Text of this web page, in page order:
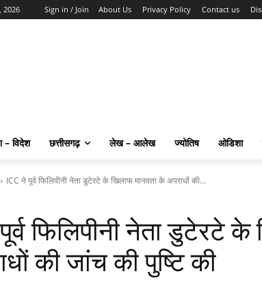
2026 Sign in / Join About Us Privacy Policy Contact us
– विदेश छत्तीसगढ़ लेख – आलेख ज्योतिष ओडिशा
ICC ने पूर्व फिलिपीनी नेता डुटेरटे के खिलाफ मानवता के अपराधों की...
फिलिपीनी नेता डुटेरटे
की जांच की पुष्टि की